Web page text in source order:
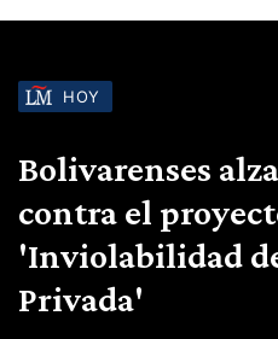
HOY
Bolivarenses
contra el
'Inviolabilidad
Privada'